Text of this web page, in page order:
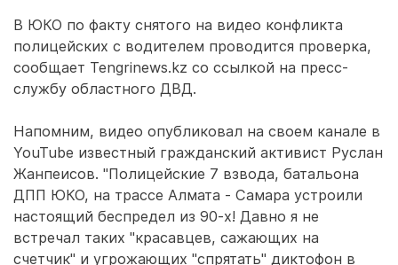
В ЮКО по факту снятого на видео конфликта
полицейских с водителем проводится проверка,
сообщает Tengrinews.kz со ссылкой на пресс-
службу областного ДВД.
Напомним, видео опубликовал на своем канале в
YouTube известный гражданский активист Руслан
Жанпеисов. "Полицейские 7 взвода, батальона
ДПП ЮКО, на трассе Алмата - Самара устроили
настоящий беспредел из 90-х! Давно я не
встречал таких "красавцев, сажающих на
счетчик" и угрожающих "спрятать" диктофон в